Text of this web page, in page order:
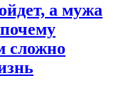
а мужа
сложно